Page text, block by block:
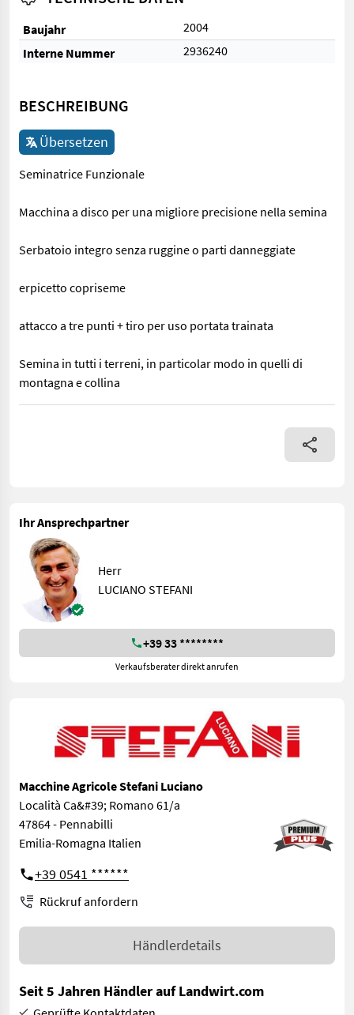
Baujahr
2004
Interne Nummer
2936240
BESCHREIBUNG
Übersetzen
Seminatrice Funzionale
Macchina a disco per una migliore precisione nella semina
Serbatoio integro senza ruggine o parti danneggiate
erpicetto copriseme
attacco a tre punti + tiro per uso portata trainata
Semina in tutti i terreni, in particolar modo in quelli di
montagna e collina
Seminatrice Funzionale Macchina a disco per una migliore
Ihr Ansprechpartner
Herr
LUCIANO STEFANI
+39 33 ********
Verkaufsberater direkt anrufen
Macchine Agricole Stefani Luciano
Località Ca&#39; Romano 61/a
47864 - Pennabilli
Emilia-Romagna Italien
+39 0541 ******
Rückruf anfordern
Händlerdetails
Seit 5 Jahren Händler auf Landwirt.com